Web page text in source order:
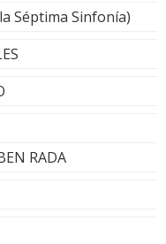
Séptima Sinfonía)
RADA